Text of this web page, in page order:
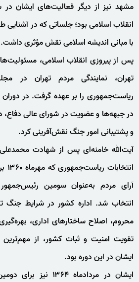
مشهد نیز از دیگر فعالیت‌های ایشان
انقلاب اسلامی بود؛ جلساتی که در آشنایی
با مبانی اندیشه اسلامی نقش مؤثری داشت.
پس از پیروزی انقلاب اسلامی،
تهران، نمایندگی مردم تهران در
ریاست‌جمهوری را بر عهده گرفت. در
در جبهه‌ها و عضویت در شورای عالی
و پشتیبانی امور جنگ نقش‌آفرینی کرد.
آیت‌الله خامنه‌ای پس از شهادت
آرای مردم به‌عنوان سومین
انتخاب شد. اداره کشور در شرایط جنگ
محروم، اصلاح ساختارهای اداری،
تقویت امنیت و ثبات کشور، از
ایشان در این دوره بود.
ایشان در مردادماه